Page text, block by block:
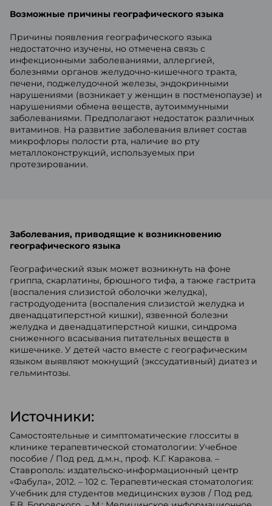
Возможные причины географического языка
Причины появления географического языка
недостаточно изучены, но отмечена связь с
инфекционными заболеваниями, аллергией,
болезнями органов желудочно-кишечного тракта,
печени, поджелудочной железы, эндокринными
нарушениями (возникает у женщин в постменопаузе) и
нарушениями обмена веществ, аутоиммунными
заболеваниями. Предполагают недостаток различных
витаминов. На развитие заболевания влияет состав
микрофлоры полости рта, наличие во рту
металлоконструкций, используемых при
протезировании.
Заболевания, приводящие к возникновению
географического языка
Географический язык может возникнуть на фоне
гриппа, скарлатины, брюшного тифа, а также гастрита
(воспаления слизистой оболочки желудка),
гастродуоденита (воспаления слизистой желудка и
двенадцатиперстной кишки), язвенной болезни
желудка и двенадцатиперстной кишки, синдрома
сниженного всасывания питательных веществ в
кишечнике. У детей часто вместе с географическим
языком выявляют мокнущий (экссудативный) диатез и
гельминтозы.
Источники:
Самостоятельные и симптоматические глосситы в
клинике терапевтической стоматологии: Учебное
пособие / Под ред. д.м.н., проф. К.Г. Каракова. –
Ставрополь: издательско-информационный центр
«Фабула», 2012. – 102 с. Терапевтическая стоматология:
Учебник для студентов медицинских вузов / Под ред.